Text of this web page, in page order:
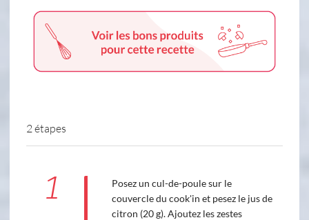
2 étapes
1
Posez un cul-de-poule sur le
couvercle du cook'in et pesez le jus de
citron (20 g). Ajoutez les zestes